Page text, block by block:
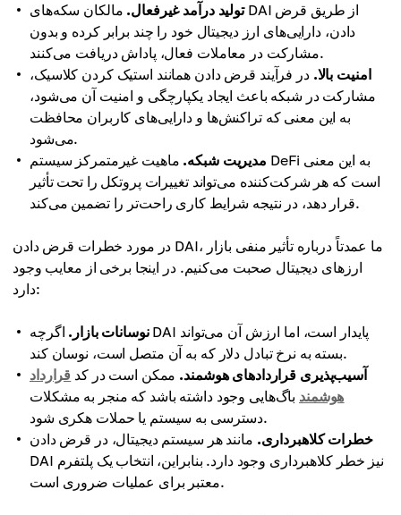
تولید درآمد غیرفعال. مالکان سکه‌های DAI از طریق قرض
دادن، دارایی‌های ارز دیجیتال خود را چند برابر کرده و بدون
مشارکت در معاملات فعال، پاداش دریافت می‌کنند.
امنیت بالا. در فرآیند قرض دادن همانند استیک کردن کلاسیک،
مشارکت در شبکه باعث ایجاد یکپارچگی و امنیت آن می‌شود،
به این معنی که تراکنش‌ها و دارایی‌های کاربران محافظت
می‌شود.
مدیریت شبکه. ماهیت غیرمتمرکز سیستم DeFi به این معنی
است که هر شرکت‌کننده می‌تواند تغییرات پروتکل را تحت تأثیر
قرار دهد، در نتیجه شرایط کاری راحت‌تر را تضمین می‌کند.
در مورد خطرات قرض دادن DAI، ما عمدتاً درباره تأثیر منفی بازار
ارزهای دیجیتال صحبت می‌کنیم. در اینجا برخی از معایب وجود
دارد:
نوسانات بازار. اگرچه DAI پایدار است، اما ارزش آن می‌تواند
بسته به نرخ تبادل دلار که به آن متصل است، نوسان کند.
آسیب‌پذیری قراردادهای هوشمند. ممکن است در کد قرارداد
هوشمند باگ‌هایی وجود داشته باشد که منجر به مشکلات
دسترسی به سیستم یا حملات هکری شود.
خطرات کلاهبرداری. مانند هر سیستم دیجیتال، در قرض دادن
DAI نیز خطر کلاهبرداری وجود دارد. بنابراین، انتخاب یک پلتفرم
معتبر برای عملیات ضروری است.